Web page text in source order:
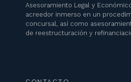
Asesoramiento Legal y
acreedor inmerso en un
concursal, así como
de reestructuración y